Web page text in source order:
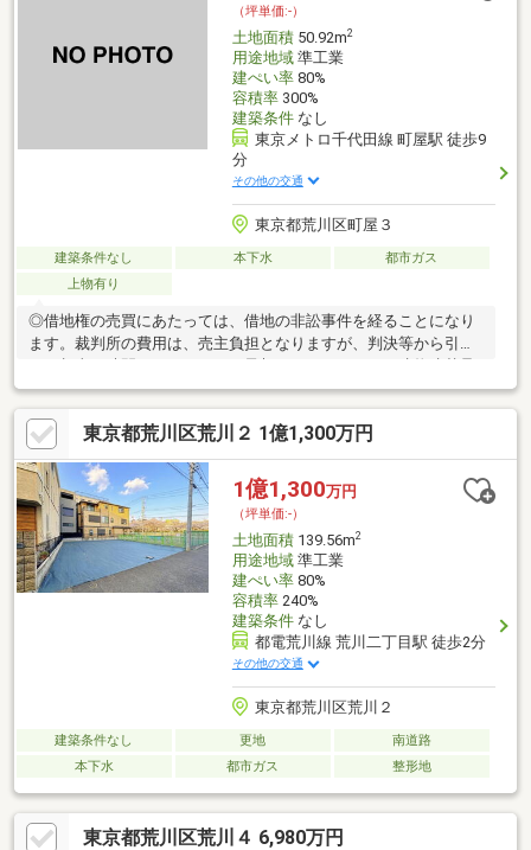
（坪単価:-）
土地面積50.92m2
用途地域準工業
建ぺい率80%
容積率300%
建築条件なし
東京メトロ千代田線 町屋駅 徒歩9
分
その他の交通
東京都荒川区町屋３
建築条件なし 本下水
都市ガス
上物有り
◎借地権の売買にあたっては、借地の非訟事件を経ることになり
ます。裁判所の費用は、売主負担となりますが、判決等から引渡
諾料は、買主負担となります。◎借地境の測量は行いません。◎
当該借地内に奥２軒の給水管の埋設があります。◎本契約は、現
状有姿での引渡しの契約となります。◎告知事項あります。
東京都荒川区荒川２ 1億1,300万円
1億1,300万円
（坪単価:-）
土地面積139.56m2
用途地域準工業
建ぺい率80%
容積率240%
建築条件なし
都電荒川線 荒川二丁目駅 徒歩2分
その他の交通
東京都荒川区荒川２
建築条件なし 更地
南道路
本下水
都市ガス 整形地
東京都荒川区荒川４ 6,980万円